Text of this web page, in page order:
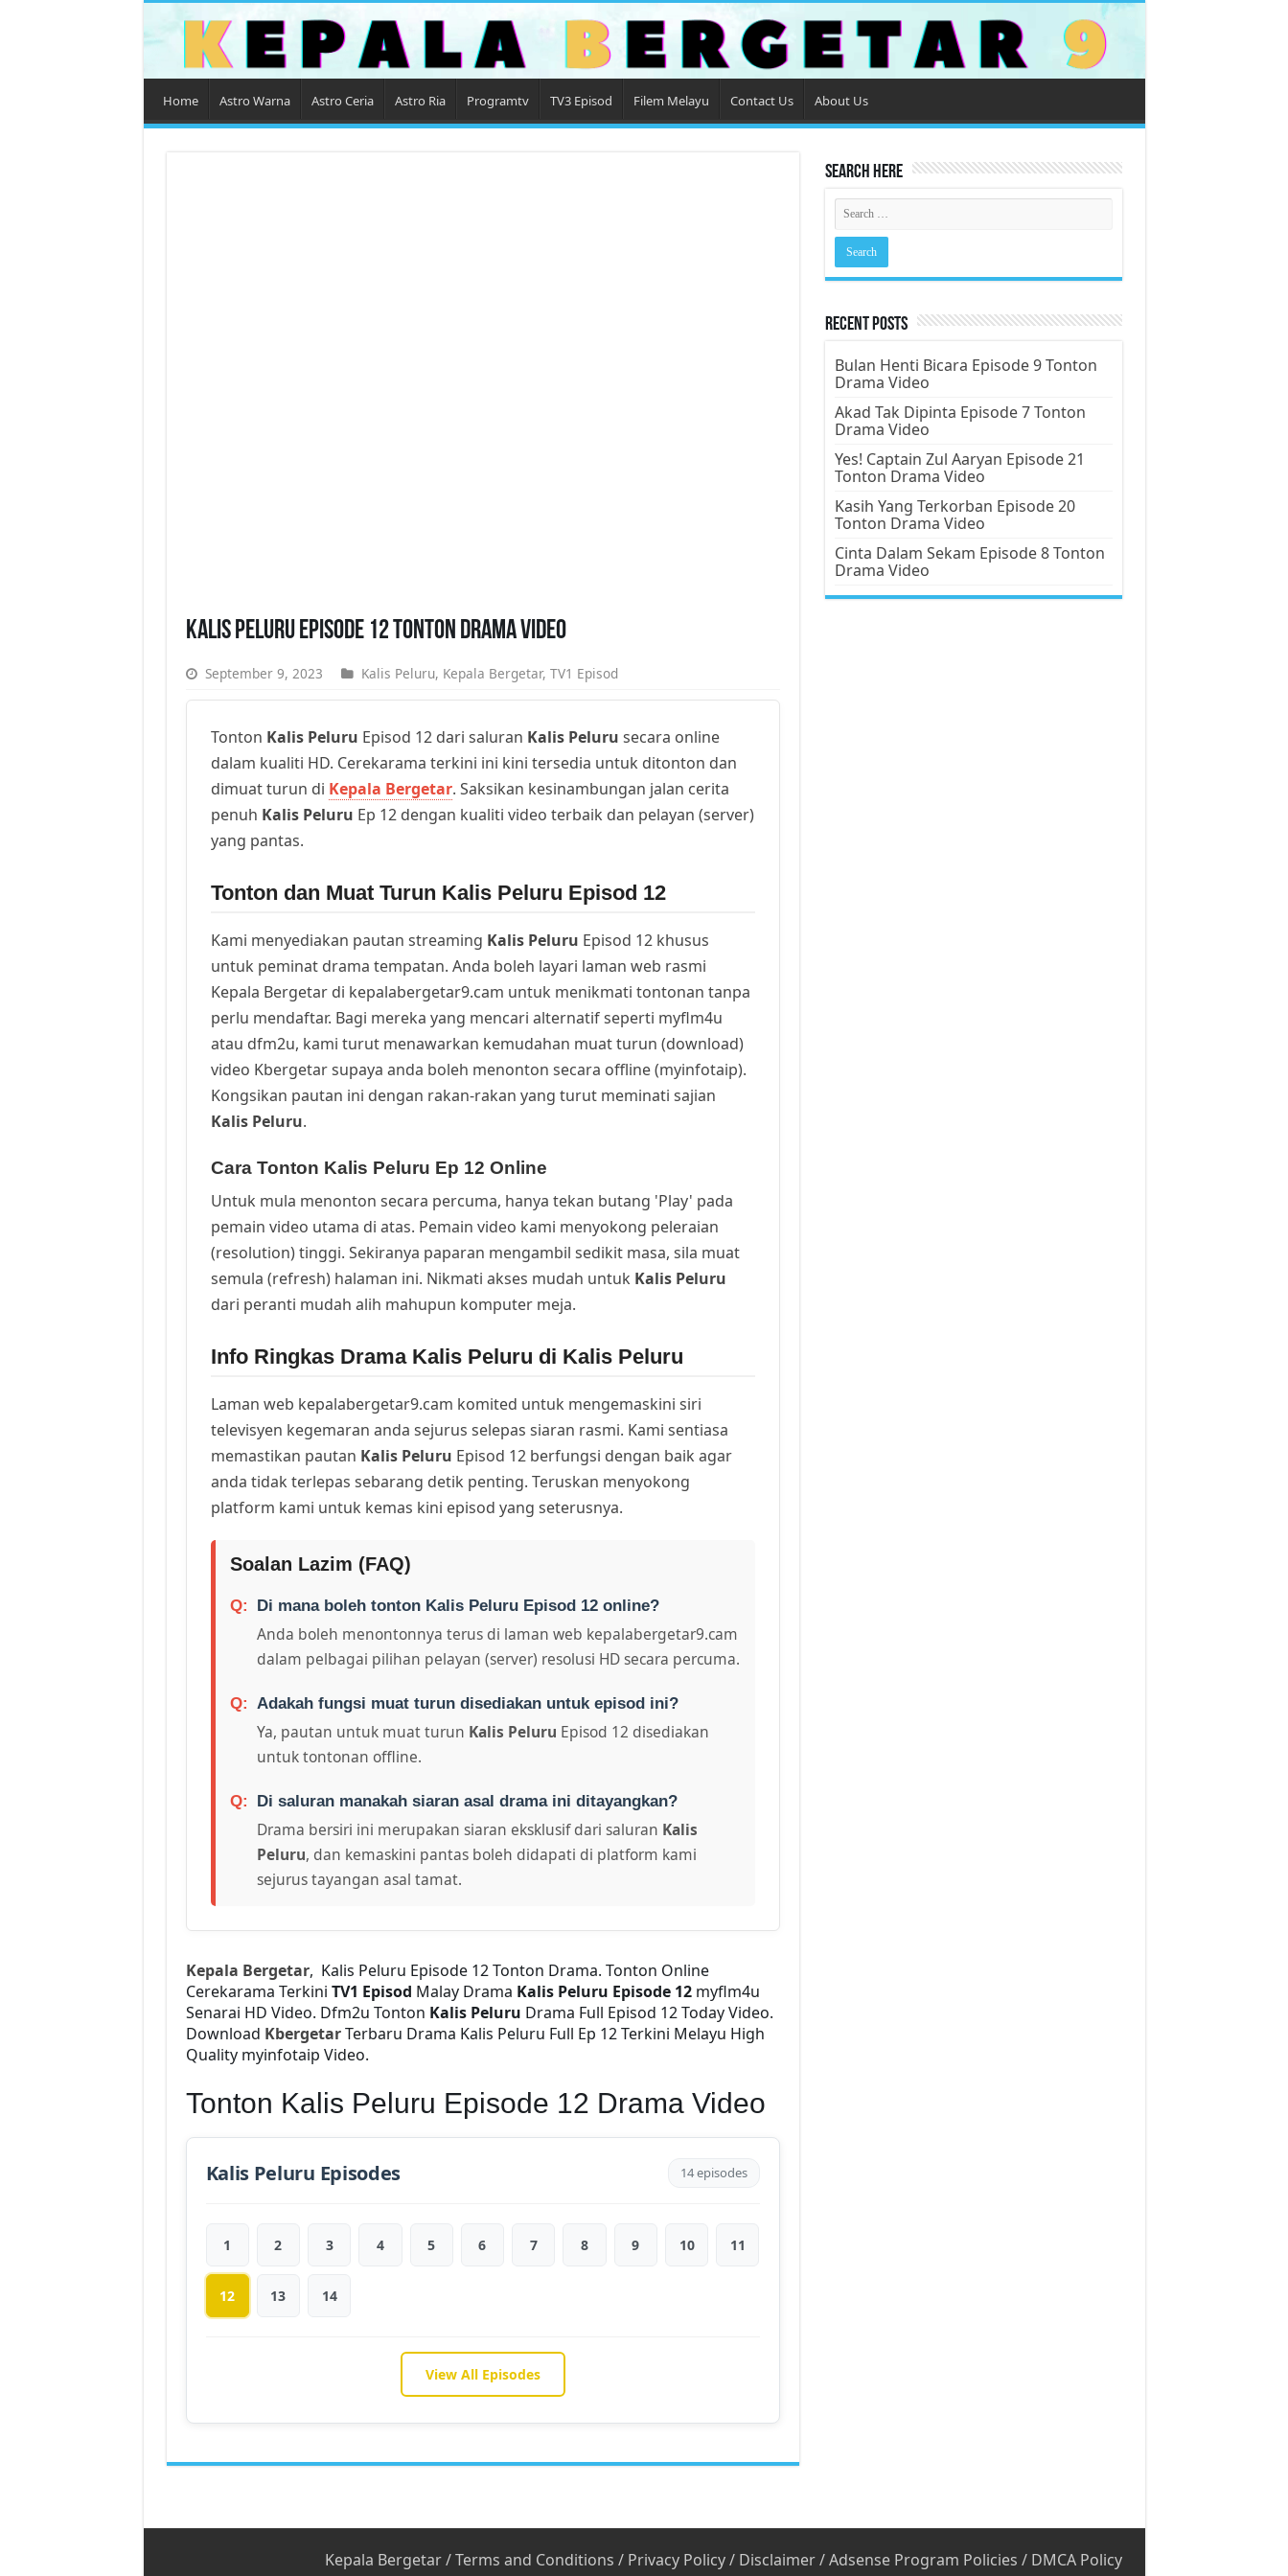
Home Astro Warna Astro Ceria Astro Ria Programtv TV3 Episod Filem Melayu Contact Us About Us
Kalis Peluru Episode 12 Tonton Drama Video
September 9, 2023 Kalis Peluru, Kepala Bergetar, TV1 Episod
Tonton Kalis Peluru Episod 12 dari saluran Kalis Peluru secara online
dalam kualiti HD. Cerekarama terkini ini kini tersedia untuk ditonton dan
dimuat turun di Kepala Bergetar. Saksikan kesinambungan jalan cerita
penuh Kalis Peluru Ep 12 dengan kualiti video terbaik dan pelayan (server)
yang pantas.
Tonton dan Muat Turun Kalis Peluru Episod 12
Kami menyediakan pautan streaming Kalis Peluru Episod 12 khusus
untuk peminat drama tempatan. Anda boleh layari laman web rasmi
Kepala Bergetar di kepalabergetar9.cam untuk menikmati tontonan tanpa
perlu mendaftar. Bagi mereka yang mencari alternatif seperti myflm4u
atau dfm2u, kami turut menawarkan kemudahan muat turun (download)
video Kbergetar supaya anda boleh menonton secara offline (myinfotaip).
Kongsikan pautan ini dengan rakan-rakan yang turut meminati sajian
Kalis Peluru.
Cara Tonton Kalis Peluru Ep 12 Online
Untuk mula menonton secara percuma, hanya tekan butang 'Play' pada
pemain video utama di atas. Pemain video kami menyokong peleraian
(resolution) tinggi. Sekiranya paparan mengambil sedikit masa, sila muat
semula (refresh) halaman ini. Nikmati akses mudah untuk Kalis Peluru
dari peranti mudah alih mahupun komputer meja.
Info Ringkas Drama Kalis Peluru di Kalis Peluru
Laman web kepalabergetar9.cam komited untuk mengemaskini siri
televisyen kegemaran anda sejurus selepas siaran rasmi. Kami sentiasa
memastikan pautan Kalis Peluru Episod 12 berfungsi dengan baik agar
anda tidak terlepas sebarang detik penting. Teruskan menyokong
platform kami untuk kemas kini episod yang seterusnya.
Soalan Lazim (FAQ)
Di mana boleh tonton Kalis Peluru Episod 12 online?
Anda boleh menontonnya terus di laman web kepalabergetar9.cam
dalam pelbagai pilihan pelayan (server) resolusi HD secara percuma.
Adakah fungsi muat turun disediakan untuk episod ini?
Ya, pautan untuk muat turun Kalis Peluru Episod 12 disediakan
untuk tontonan offline.
Di saluran manakah siaran asal drama ini ditayangkan?
Drama bersiri ini merupakan siaran eksklusif dari saluran Kalis
Peluru, dan kemaskini pantas boleh didapati di platform kami
sejurus tayangan asal tamat.
Kepala Bergetar, Kalis Peluru Episode 12 Tonton Drama. Tonton Online
Cerekarama Terkini TV1 Episod Malay Drama Kalis Peluru Episode 12 myflm4u
Senarai HD Video. Dfm2u Tonton Kalis Peluru Drama Full Episod 12 Today Video.
Download KbergetarTerbaru Drama Kalis Peluru Full Ep 12 Terkini Melayu High
Quality myinfotaip Video.
Tonton Kalis Peluru Episode 12 Drama Video
Kalis Peluru Episodes 14 episodes
1 2 3 4 5 6 7 8 9 10 11
12 13 14
View All Episodes
Search Here
Recent Posts
Bulan Henti Bicara Episode 9 Tonton
Drama Video
Akad Tak Dipinta Episode 7 Tonton
Drama Video
Yes! Captain Zul Aaryan Episode 21
Tonton Drama Video
Kasih Yang Terkorban Episode 20
Tonton Drama Video
Cinta Dalam Sekam Episode 8 Tonton
Drama Video
Kepala Bergetar/Terms and Conditions / Privacy Policy/ Disclaimer/Adsense Program Policies / DMCA Policy